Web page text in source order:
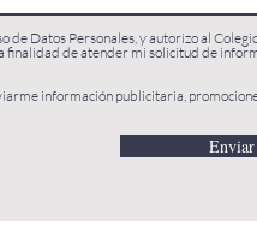
Datos Personales, y autorizo al
finalidad de atender mi solicitud de
información publicitaria,
Enviar